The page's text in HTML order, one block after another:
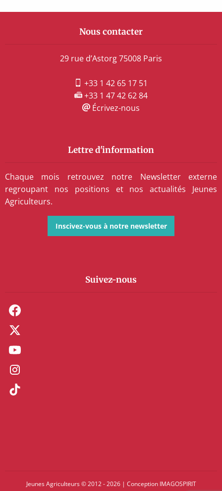
Nous contacter
29 rue d’Astorg 75008 Paris
+33 1 42 65 17 51
+33 1 47 42 62 84
Écrivez-nous
Lettre d'information
Chaque mois retrouvez notre Newsletter externe
regroupant nos positions et nos actualités Jeunes
Agriculteurs.
Inscivez-vous à notre newsletter
Suivez-nous
Jeunes Agriculteurs © 2012 - 2026 | Conception IMAGOSPIRIT